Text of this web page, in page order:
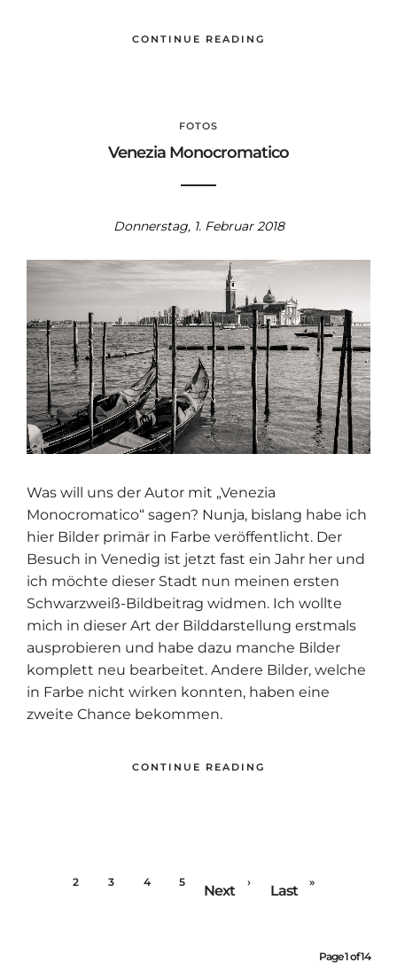
CONTINUE READING
FOTOS
Venezia Monocromatico
Donnerstag, 1. Februar 2018
Was will uns der Autor mit „Venezia
Monocromatico“ sagen? Nunja, bislang habe ich
hier Bilder primär in Farbe veröffentlicht. Der
Besuch in Venedig ist jetzt fast ein Jahr her und
ich möchte dieser Stadt nun meinen ersten
Schwarzweiß-Bildbeitrag widmen. Ich wollte
mich in dieser Art der Bilddarstellung erstmals
ausprobieren und habe dazu manche Bilder
komplett neu bearbeitet. Andere Bilder, welche
in Farbe nicht wirken konnten, haben eine
zweite Chance bekommen.
CONTINUE READING
2 3 4 5
Next
›
Last
»
Page 1 of 14